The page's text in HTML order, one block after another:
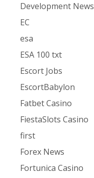
Development News
EC
esa
ESA 100 txt
Escort Jobs
EscortBabylon
Fatbet Casino
FiestaSlots Casino
first
Forex News
Fortunica Casino